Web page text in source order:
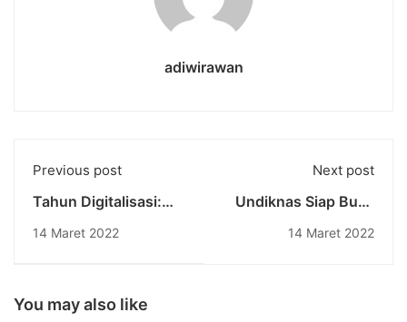
adiwirawan
Previous post
Tahun Digitalisasi:
Sejalan Dengan
(SDGs)
14 Maret 2022
Next post
Undiknas Siap Buka
Pertama: Tim
14 Maret 2022
You may also like